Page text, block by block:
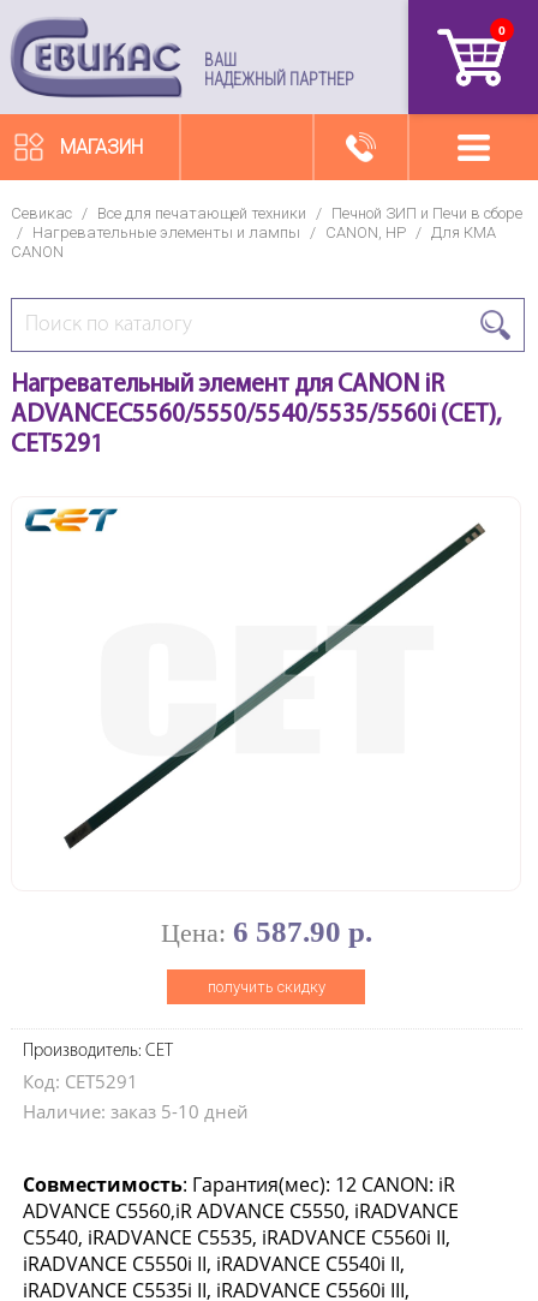
ВАШ
НАДЕЖНЫЙ ПАРТНЕР
0
МАГАЗИН
Севикас / Все для печатающей техники /
Печной ЗИП и Печи в сборе
/
Нагревательные элементы и лампы / CANON, HP / Для КМА
CANON
Нагревательный элемент для CANON iR
ADVANCEC5560/5550/5540/5535/5560i (CET),
CET5291
Цена: 6 587.90 р.
получить скидку
Производитель: CET
Код: CET5291
Наличие: заказ 5-10 дней
Совместимость: Гарантия(мес): 12 CANON: iR
ADVANCE C5560,iR ADVANCE C5550, iRADVANCE
C5540, iRADVANCE C5535, iRADVANCE C5560i II,
iRADVANCE C5550i II, iRADVANCE C5540i II,
iRADVANCE C5535i II, iRADVANCE C5560i III,